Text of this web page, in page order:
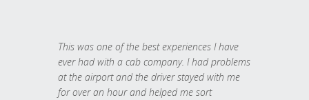
This was one of the best experiences I have
ever had with a cab company. I had problems
at the airport and the driver stayed with me
for over an hour and helped me sort